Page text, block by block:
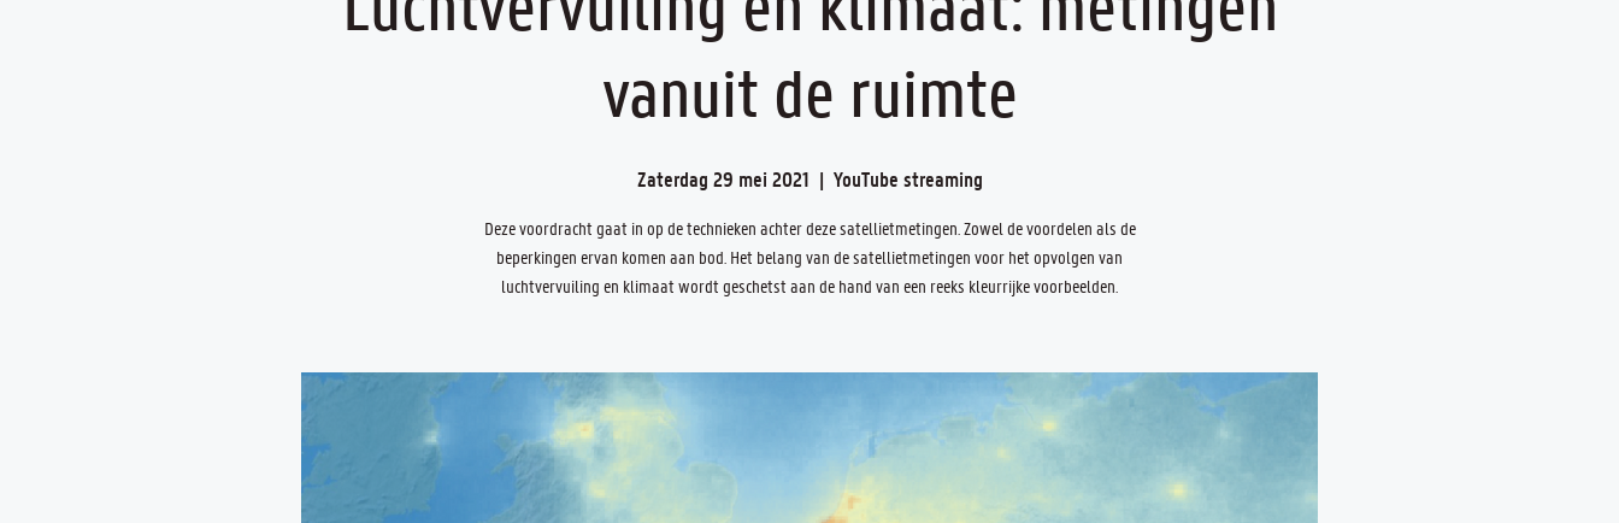
vanuit de ruimte
Zaterdag 29 mei 2021
  |
YouTube streaming
Deze voordracht gaat in op de technieken achter deze satellietmetingen. Zowel de voordelen als de
beperkingen ervan komen aan bod. Het belang van de satellietmetingen voor het opvolgen van
luchtvervuiling en klimaat wordt geschetst aan de hand van een reeks kleurrijke voorbeelden.